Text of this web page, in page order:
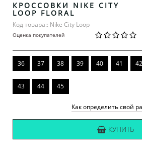
КРОССОВКИ NIKE CITY
LOOP FLORAL
Код товара:: Nike City Loop
Оценка покупателей
36 37 38 39 40 41 42
43 44 45
Как определить свой
КУПИТЬ